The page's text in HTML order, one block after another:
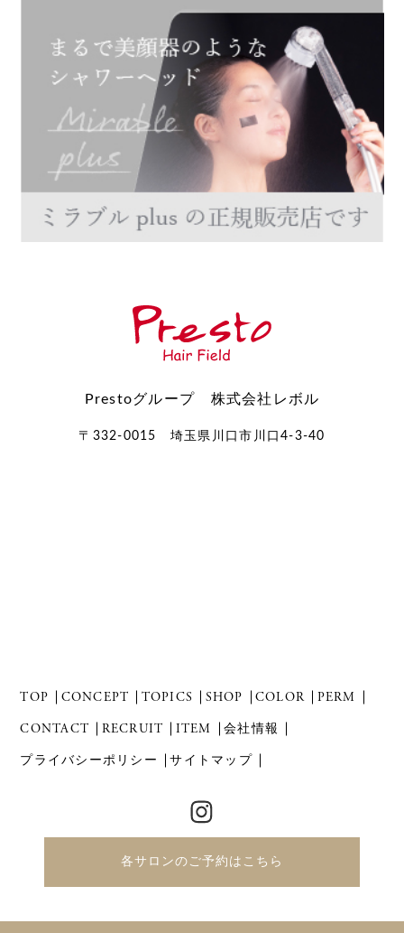
Prestoグループ 株式会社レボル
〒332-0015 埼玉県川口市川口4-3-40
TOP CONCEPT TOPICS SHOP COLOR
PERM
CONTACT
RECRUIT ITEM 会社情報
プライバシーポリシー サイトマップ
各サロンのご予約はこちら